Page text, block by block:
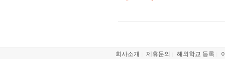
회사소개 제휴문의 해외학교 등록